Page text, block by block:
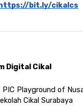
bit.ly/cikalcs
Digital Cikal
Playground of
Cikal Surabaya